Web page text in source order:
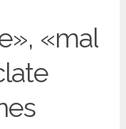
«mal